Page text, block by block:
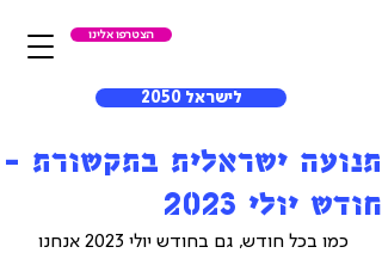
הצטרפו אלינו
לישראל 2050
תנועה ישראלית בתקשורת -
חודש יולי 2023
כמו בכל חודש, גם בחודש יולי 2023 אנחנו